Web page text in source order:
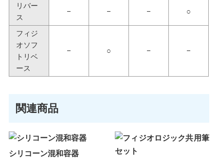
リバー
ス
– – – ○
フィジ
オソフ
トリベ
ース
– ○ – –
関連商品
シリコーン混和容器